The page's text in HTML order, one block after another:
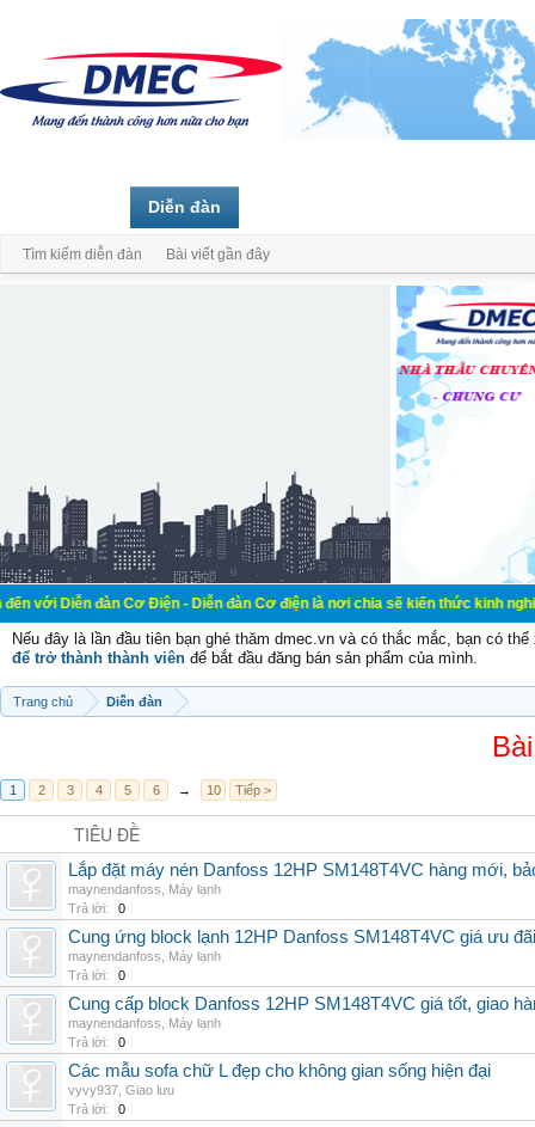
đàn Cơ Điện - Diễn đàn Cơ điện là nơi chia sẽ kiến thức kinh nghiệm
Nếu đây là lần đầu tiên bạn ghé thăm dmec.vn và có thắc mắc, bạn có
để trở thành thành viên để bắt đầu đăng bán sản phẩm của mình.
Trang chủ Diễn đàn
1 2 3 4 5 6 → 10 Tiếp >
TIÊU ĐỀ
Lắp đặt máy nén Danfoss 12HP SM148T4VC hàng mới,
maynendanfoss
Máy lạnh
Trả lời:
0
Cung ứng block lạnh 12HP Danfoss SM148T4VC giá ưu
maynendanfoss
Máy lạnh
Trả lời:
0
Cung cấp block Danfoss 12HP SM148T4VC giá tốt, giao
maynendanfoss
Máy lạnh
Trả lời:
0
Các mẫu sofa chữ L đẹp cho không gian sống hiện đại
vyvy937 Giao lưu
Trả lời:
0
Diễn đàn
Tìm kiếm diễn đàn Bài viết gần đây